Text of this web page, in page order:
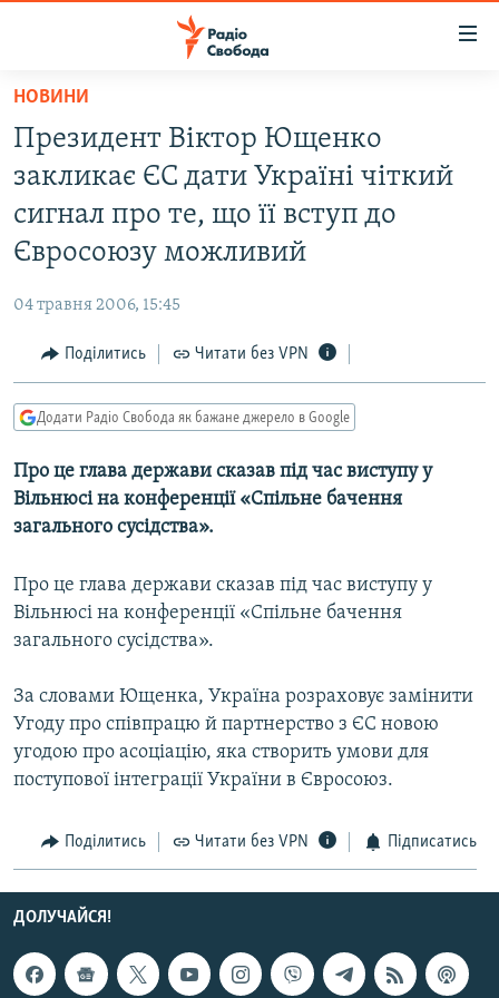
Перейти
основного
матеріалу
до
основної
Перейти
пошуку
ВСЕ ЗА ДОБУ
СУСПІЛЬСТВО
КУЛЬТУРА
СПОРТ
СВІТ
ВІЙНА
ДОНБАС.РЕАЛІЇ
КРИМ.РЕАЛІЇ
ТИ ЯК?
КИТАЙ.ВИКЛИКИ
МУЛЬТИМЕДІА
СПЕЦПРОЄКТИ
ПОДКАСТИ
КРИМ РЕАЛІЇ
РУС
ДОЛУЧАЙСЯ!
НОВИНИ
Президент Віктор Ющенко
закликає ЄС дати Україні чіткий
сигнал про те, що її вступ до
Євросоюзу можливий
04 травня 2006, 15:45
Поділитись Читати без VPN
Додати Радіо Свобода як бажане джерело в Google
Про це глава держави сказав під час виступу у
Вільнюсі на конференції «Спільне бачення
загального сусідства».
Про це глава держави сказав під час виступу у
Вільнюсі на конференції «Спільне бачення
загального сусідства».
За словами Ющенка, Україна розраховує замінити
Угоду про співпрацю й партнерство з ЄС новою
угодою про асоціацію, яка створить умови для
поступової інтеграції України в Євросоюз.
Поділитись Читати без VPN Підписатись
ДОЛУЧАЙСЯ!